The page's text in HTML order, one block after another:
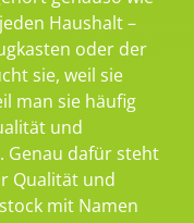
Haushalt –
oder der
sie, weil sie
man sie häufig
und
Genau dafür steht
Qualität und
mit Namen